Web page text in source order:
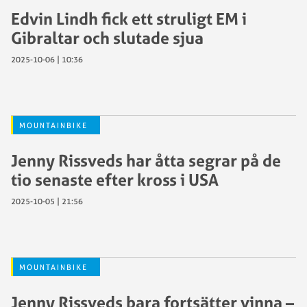
Edvin Lindh fick ett struligt EM i
Gibraltar och slutade sjua
2025-10-06 | 10:36
MOUNTAINBIKE
Jenny Rissveds har åtta segrar på de
tio senaste efter kross i USA
2025-10-05 | 21:56
MOUNTAINBIKE
Jenny Rissveds bara fortsätter vinna –